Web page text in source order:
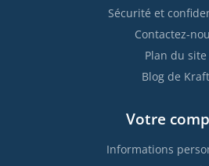
Sécurité et
Contactez-
Plan du site
Blog de Kraft
Votre
Informations